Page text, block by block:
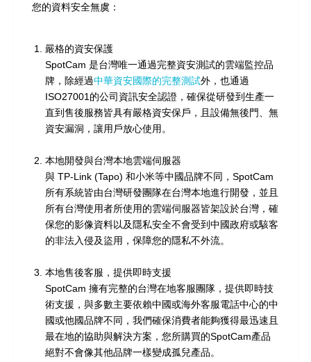
您的資料安全無虞：
嚴格的資安保護
SpotCam 是台灣唯一通過完整資安測試的雲端監控品
牌，除經過中華資安國際的完整測試外，也通過
ISO27001的公司資訊安全認證，確保從研發到生產一
直到售後服務皆具有嚴格資安保戶，且設備無後門、無
資安漏洞，讓用戶放心使用。
本地開發與台灣本地雲端伺服器
與 TP-Link (Tapo) 和小米等中國品牌不同，SpotCam
所有系統皆由台灣研發團隊在台灣本地進行開發，並且
所有台灣使用者所使用的雲端伺服器皆架設於台灣，確
保您的影像資料以及隱私安全不會受到中國政府或駭客
的非法入侵及盜用，保障您的隱私不外流。
本地售後客服，提供即時支援
SpotCam 擁有完整的台灣在地客服團隊，提供即時技
術支援，與多數主要依賴中國或海外客服電話中心的中
國或他國品牌不同，我們確保消費者能夠獲得最迅速且
最在地的協助與解決方案，您所購買的SpotCam產品
絕對不會像其他品牌一樣變成孤兒產品。